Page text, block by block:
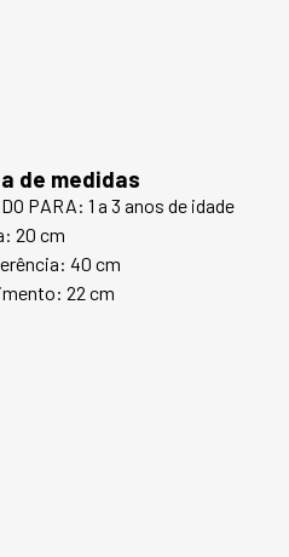
de medidas
PARA: 1 a 3 anos de idade
20 cm
40 cm
22 cm